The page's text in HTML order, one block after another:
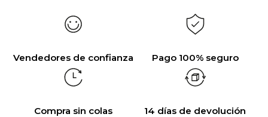
Vendedores de confianza Pago 100% seguro
Compra sin colas 14 días de devolución